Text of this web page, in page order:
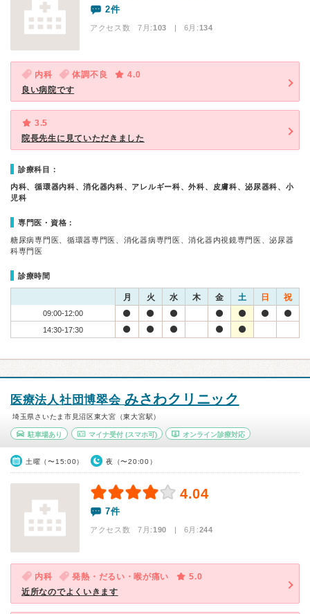
2件
アクセス数 7月:103 | 6月:134
内科 体調不良
4.0
良い病院です
3.5
院長先生に見ていただきました
診療科目：
内科、循環器内科、消化器内科、アレルギー科、外科、皮膚科、泌尿器科、小
児科
専門医・資格：
糖尿病専門医、循環器専門医、消化器病専門医、消化器内視鏡専門医、泌尿器
科専門医
診療時間
月 火 水 木 金 土 日 祝
09:00-12:00
14:30-17:30
医療法人社団博翠会 みさわクリニック
埼玉県さいたま市見沼区東大宮（東大宮駅）
駐車場あり マイナ受付(スマホ可) オンライン診療対応
土曜（〜15:00） 夜（〜20:00）
4.04
7件
アクセス数 7月:190 | 6月:244
内科 発熱・だるい・喉が痛い
5.0
近所なのでよくいきます